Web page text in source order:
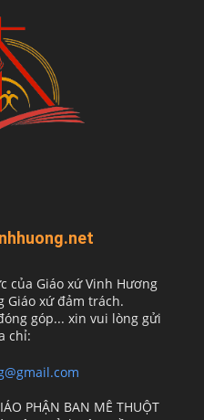
của Giáo xứ Vinh Hương
Giáo xứ đảm trách.
góp... xin vui lòng gửi
chỉ:
PHẬN BAN MÊ THUỘT